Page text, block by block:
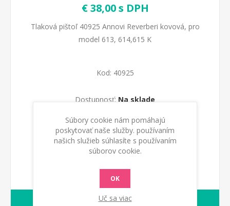
€ 38,00 s DPH
Tlaková pištoľ 40925 Annovi Reverberi kovová, pro
model 613, 614,615 K
Kod: 40925
Dostupnosť: Na sklade
PRIDAŤ DO KOŠÍKA
Súbory cookie nám pomáhajú
poskytovať naše služby. používaním
našich služieb súhlasíte s používaním
súborov cookie.
OK
Uč sa viac